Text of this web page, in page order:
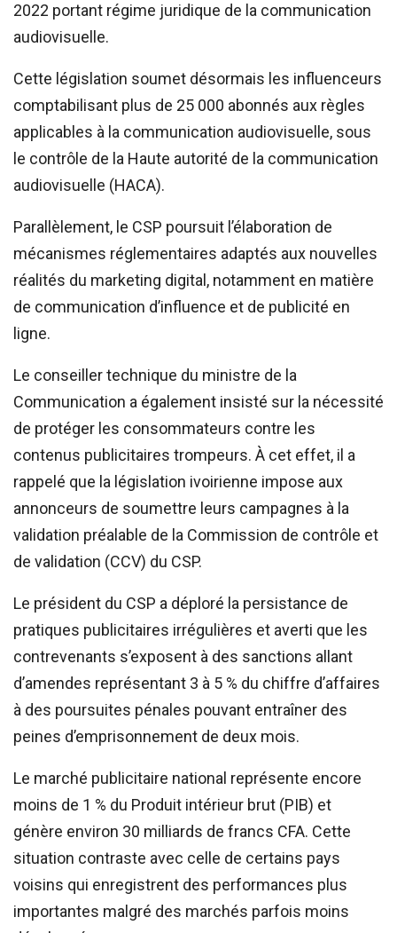
2022 portant régime juridique de la communication
audiovisuelle.
Cette législation soumet désormais les influenceurs
comptabilisant plus de 25 000 abonnés aux règles
applicables à la communication audiovisuelle, sous
le contrôle de la Haute autorité de la communication
audiovisuelle (HACA).
Parallèlement, le CSP poursuit l’élaboration de
mécanismes réglementaires adaptés aux nouvelles
réalités du marketing digital, notamment en matière
de communication d’influence et de publicité en
ligne.
Le conseiller technique du ministre de la
Communication a également insisté sur la nécessité
de protéger les consommateurs contre les
contenus publicitaires trompeurs. À cet effet, il a
rappelé que la législation ivoirienne impose aux
annonceurs de soumettre leurs campagnes à la
validation préalable de la Commission de contrôle et
de validation (CCV) du CSP.
Le président du CSP a déploré la persistance de
pratiques publicitaires irrégulières et averti que les
contrevenants s’exposent à des sanctions allant
d’amendes représentant 3 à 5 % du chiffre d’affaires
à des poursuites pénales pouvant entraîner des
peines d’emprisonnement de deux mois.
Le marché publicitaire national représente encore
moins de 1 % du Produit intérieur brut (PIB) et
génère environ 30 milliards de francs CFA. Cette
situation contraste avec celle de certains pays
voisins qui enregistrent des performances plus
importantes malgré des marchés parfois moins